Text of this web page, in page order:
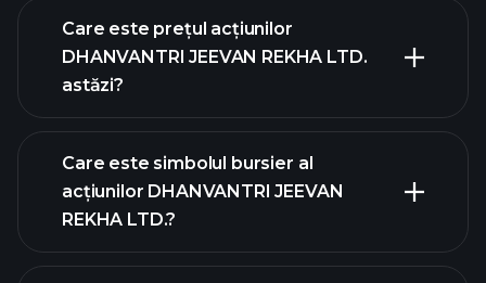
Care este prețul acțiunilor
DHANVANTRI JEEVAN REKHA LTD.
astăzi?
graficul avansat
Care este simbolul bursier al
acțiunilor DHANVANTRI JEEVAN
REKHA LTD.?